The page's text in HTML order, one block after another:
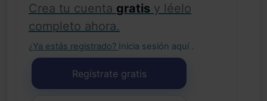
Crea tu cuenta gratis y léelo
completo ahora.
¿Ya estás registrado? Inicia sesión aquí .
Regístrate gratis